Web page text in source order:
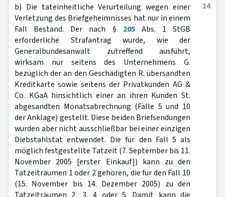
14
b) Die tateinheitliche Verurteilung wegen einer
Verletzung des Briefgeheimnisses hat nur in einem
Fall Bestand. Der nach § 205Abs. 1 StGB
erforderliche Strafantrag wurde, wie der
Generalbundesanwalt zutreffend ausführt,
wirksam nur seitens des Unternehmens G.
bezüglich der an den Geschädigten R. übersandten
Kreditkarte sowie seitens der Privatkunden AG &
Co. KGaA hinsichtlich einer an ihren Kunden St.
abgesandten Monatsabrechnung (Fälle 5 und 10
der Anklage) gestellt. Diese beiden Briefsendungen
wurden aber nicht ausschließbar bei einer einzigen
Diebstahlstat entwendet. Die für den Fall 5 als
möglich festgestellte Tatzeit (7. September bis 11.
November 2005 [erster Einkauf]) kann zu den
Tatzeiträumen 1 oder 2 gehören, die für den Fall 10
(15. November bis 14. Dezember 2005) zu den